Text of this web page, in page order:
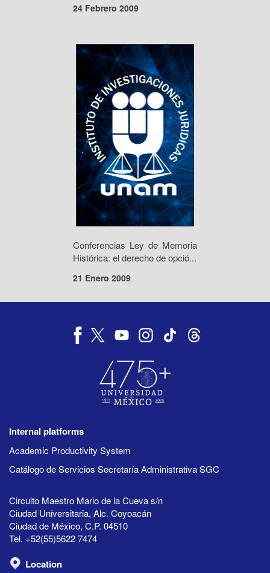
24 Febrero 2009
Conferencias Ley de Memoria
Histórica: el derecho de opció...
21 Enero 2009
Internal platforms
Academic Productivity System
Catálogo de Servicios Secretaría Administrativa SGC
Circuito Maestro Mario de la Cueva s/n
Ciudad Universitaria, Alc. Coyoacán
Ciudad de México, C.P. 04510
Tel. +52(55)5622 7474
Location